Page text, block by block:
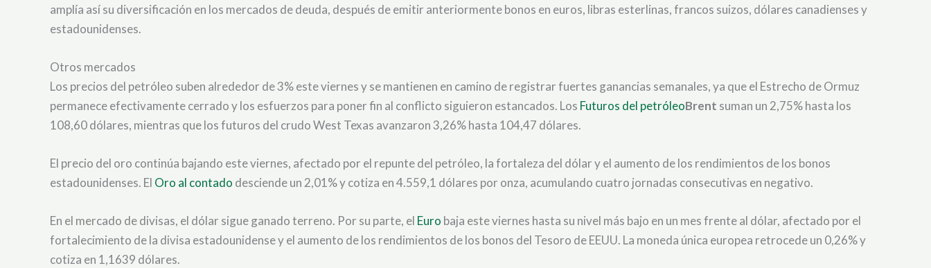
amplía así su diversificación en los mercados de deuda, después de emitir anteriormente bonos en euros, libras esterlinas, francos suizos, dólares canadienses y
estadounidenses.
Otros mercados
Los precios del petróleo suben alrededor de 3% este viernes y se mantienen en camino de registrar fuertes ganancias semanales, ya que el Estrecho de Ormuz
permanece efectivamente cerrado y los esfuerzos para poner fin al conflicto siguieron estancados. Los Futuros del petróleoBrent suman un 2,75% hasta los
108,60 dólares, mientras que los futuros del crudo West Texas avanzaron 3,26% hasta 104,47 dólares.
El precio del oro continúa bajando este viernes, afectado por el repunte del petróleo, la fortaleza del dólar y el aumento de los rendimientos de los bonos
estadounidenses. El Oro al contado desciende un 2,01% y cotiza en 4.559,1 dólares por onza, acumulando cuatro jornadas consecutivas en negativo.
En el mercado de divisas, el dólar sigue ganado terreno. Por su parte, el Euro baja este viernes hasta su nivel más bajo en un mes frente al dólar, afectado por el
fortalecimiento de la divisa estadounidense y el aumento de los rendimientos de los bonos del Tesoro de EEUU. La moneda única europea retrocede un 0,26% y
cotiza en 1,1639 dólares.